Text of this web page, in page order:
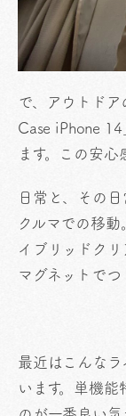
で、アウトド
Case iPhone
ます。この安心
日常と、その
クルマでの移
イブリッドク
マグネットでつ
最近はこんなラ
います。単機